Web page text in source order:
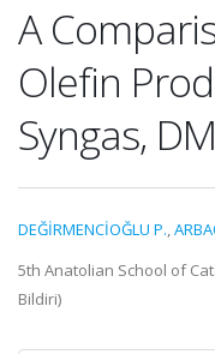
A
Olefin
Syngas,
DEĞİRMENCİOĞLU P.,
5th Anatolian School of
Bildiri)